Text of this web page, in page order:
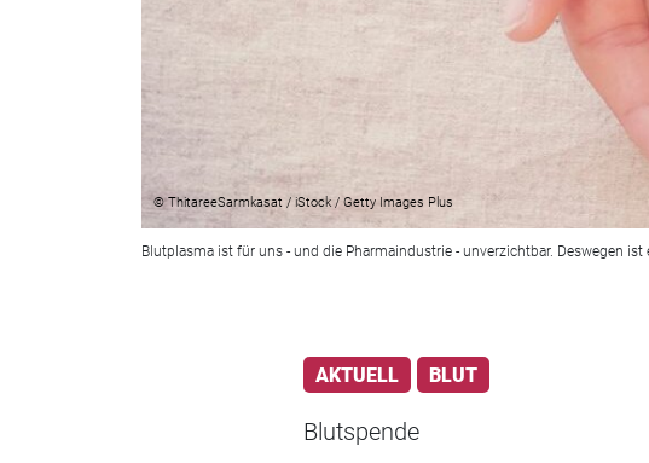
© ThitareeSarmkasat / iStock / Getty Images Plus
Blutplasma ist für uns - und die Pharmaindustrie - unverzichtbar. Deswegen
AKTUELL BLUT
Blutspende